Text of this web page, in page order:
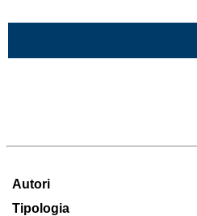
Autori
Tipologia